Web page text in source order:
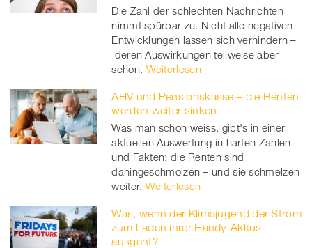
Die Zahl der schlechten Nachrichten
nimmt spürbar zu. Nicht alle negativen
Entwicklungen lassen sich verhindern –
deren Auswirkungen teilweise aber
schon. Weiterlesen
AHV und Pensionskasse – die Renten
werden weiter sinken
Was man schon weiss, gibt's in einer
aktuellen Auswertung in harten Zahlen
und Fakten: die Renten sind
dahingeschmolzen – und sie schmelzen
weiter. Weiterlesen
Was, wenn der Klimajugend der Strom
zum Laden ihrer Handy-Akkus
ausgeht?